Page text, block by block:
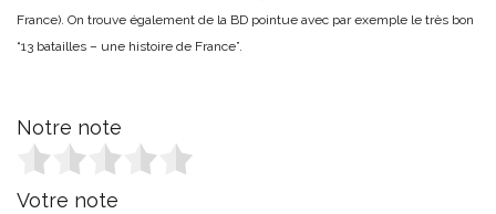
France). On trouve également de la BD pointue avec par exemple le très bon
“13 batailles – une histoire de France”.
Notre note
Votre note